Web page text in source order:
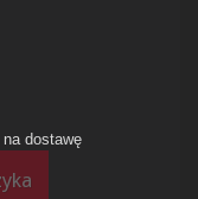
dostawę